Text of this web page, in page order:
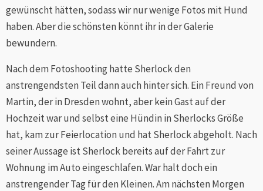
gewünscht hätten, sodass wir nur wenige Fotos mit Hund
haben. Aber die schönsten könnt ihr in der Galerie
bewundern.
Nach dem Fotoshooting hatte Sherlock den
anstrengendsten Teil dann auch hinter sich. Ein Freund von
Martin, der in Dresden wohnt, aber kein Gast auf der
Hochzeit war und selbst eine Hündin in Sherlocks Größe
hat, kam zur Feierlocation und hat Sherlock abgeholt. Nach
seiner Aussage ist Sherlock bereits auf der Fahrt zur
Wohnung im Auto eingeschlafen. War halt doch ein
anstrengender Tag für den Kleinen. Am nächsten Morgen